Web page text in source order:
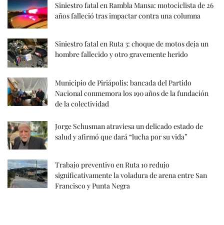
Siniestro fatal en Rambla Mansa: motociclista de 26
años falleció tras impactar contra una columna
Siniestro fatal en Ruta 3: choque de motos deja un
hombre fallecido y otro gravemente herido
Municipio de Piriápolis: bancada del Partido
Nacional conmemora los 190 años de la fundación
de la colectividad
Jorge Schusman atraviesa un delicado estado de
salud y afirmó que dará “lucha por su vida”
Trabajo preventivo en Ruta 10 redujo
significativamente la voladura de arena entre San
Francisco y Punta Negra